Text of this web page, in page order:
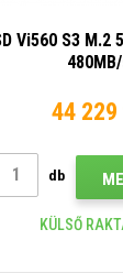
Vi560 S3 M.2
44
db
KÜLSŐ